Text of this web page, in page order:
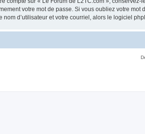
votre mot de passe. Si vous oubliez votre
nom d’utilisateur et votre courriel, alors le logiciel